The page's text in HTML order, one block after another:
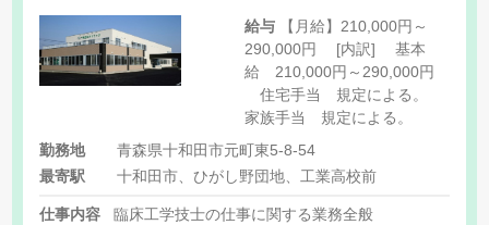
給与
290,000円 [内訳] 基本
給 210,000円～290,000円
住宅手当 規定による。
家族手当 規定による。
勤務地
青森県十和田市元町東5-8-54
最寄駅
十和田市、ひがし野団地、工業高校前
仕事内容 臨床工学技士の仕事に関する業務全般